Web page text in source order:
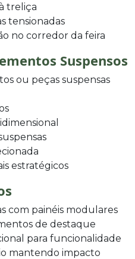
treliça
tensionadas
no corredor da feira
Suspensos
ou peças suspensas
estratégicos
com painéis modulares
de destaque
para funcionalidade
mantendo impacto